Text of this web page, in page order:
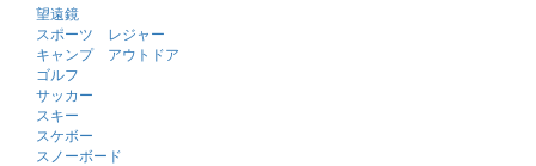
望遠鏡
スポーツ レジャー
キャンプ アウトドア
ゴルフ
サッカー
スキー
スケボー
スノーボード